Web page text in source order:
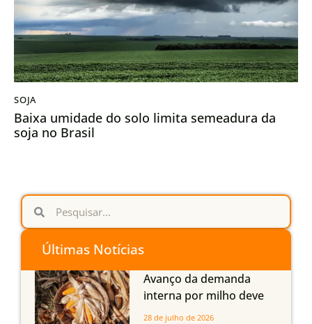
SOJA
Baixa umidade do solo limita semeadura da
soja no Brasil
Últimas Notícias
Avanço da demanda
interna por milho deve
compensar aumento da
28 de julho de 2026